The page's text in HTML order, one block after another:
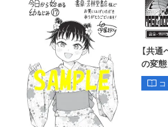
【共
の変
コ